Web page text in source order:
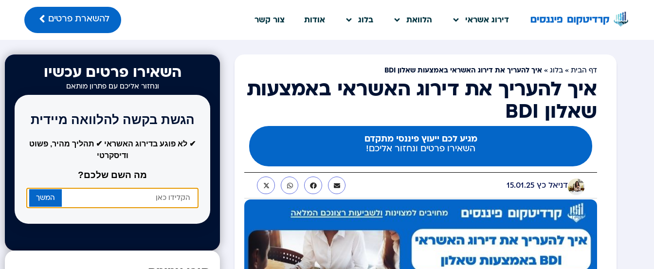
דירוג אשראי הלוואת בלוג אודות צור קשר להשארת פרטים
דף הבית » בלוג » איך להעריך את דירוג האשראי באמצעות שאלון BDI
איך להעריך את דירוג האשראי באמצעות
שאלון BDI
מגיע לכם ייעוץ פיננסי מתקדם
השאירו פרטים ונחזור אליכם!
דניאל כץ 15.01.25
השאירו פרטים עכשיו
ונחזור אליכם עם פתרון מותאם
הגשת בקשה להלוואה מיידית
✔ לא פוגע בדירוג האשראי ✔ תהליך מהיר, פשוט
ודיסקרטי
מה השם שלכם?
המשך